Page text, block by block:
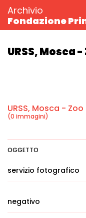
Archivio
Fondazione
URSS, Mosca
URSS, Mosca -
(0 immagini)
OGGETTO
servizio fotografico
negativo